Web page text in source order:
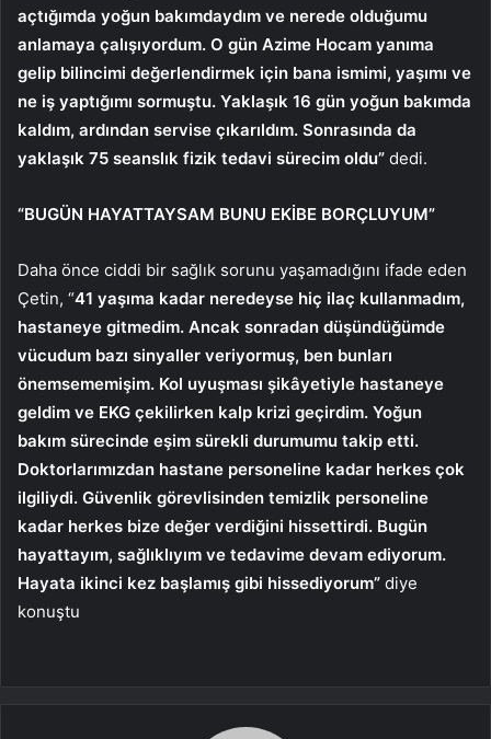
açtığımda yoğun bakımdaydım ve nerede olduğumu
anlamaya çalışıyordum. O gün Azime Hocam yanıma
gelip bilincimi değerlendirmek için bana ismimi, yaşımı ve
ne iş yaptığımı sormuştu. Yaklaşık 16 gün yoğun bakımda
kaldım, ardından servise çıkarıldım. Sonrasında da
yaklaşık 75 seanslık fizik tedavi sürecim oldu” dedi.
“BUGÜN HAYATTAYSAM BUNU EKİBE BORÇLUYUM”
Daha önce ciddi bir sağlık sorunu yaşamadığını ifade eden
Çetin, “41 yaşıma kadar neredeyse hiç ilaç kullanmadım,
hastaneye gitmedim. Ancak sonradan düşündüğümde
vücudum bazı sinyaller veriyormuş, ben bunları
önemsememişim. Kol uyuşması şikâyetiyle hastaneye
geldim ve EKG çekilirken kalp krizi geçirdim. Yoğun
bakım sürecinde eşim sürekli durumumu takip etti.
Doktorlarımızdan hastane personeline kadar herkes çok
ilgiliydi. Güvenlik görevlisinden temizlik personeline
kadar herkes bize değer verdiğini hissettirdi. Bugün
hayattayım, sağlıklıyım ve tedavime devam ediyorum.
Hayata ikinci kez başlamış gibi hissediyorum” diye
konuştu